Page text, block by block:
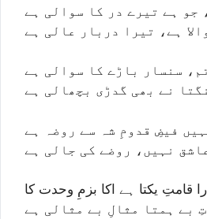
جو ہے تیرے در کا سوالی ہے
ہے، تیرا دربار عالی ہے
سنسار باڑے کا سوالی ہے
نے بھی گدڑی بچھالی ہے
فیضِ قدومِ شہ سے روضہ ہے
نہیں، روضے کی جالی ہے
قامتِ یکتا ہے اکا بزمِ وحدت کا
بے ہمتا مثالِ بے مثالی ہے